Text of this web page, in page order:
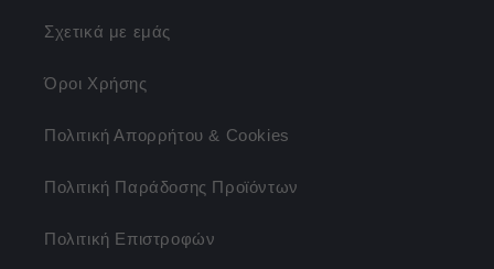
Σχετικά με εμάς
Όροι Χρήσης
Πολιτική Απορρήτου & Cookies
Πολιτική Παράδοσης Προϊόντων
Πολιτική Επιστροφών